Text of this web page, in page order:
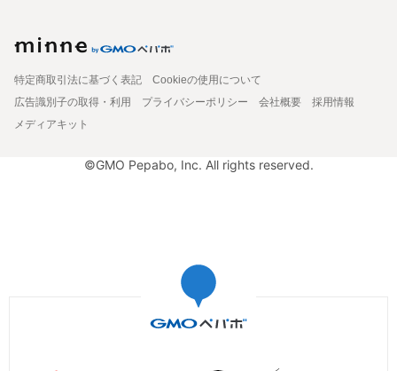
特定商取引法に基づく表記
Cookieの使用について
広告識別子の取得・利用
プライバシーポリシー 会社概要
採用情報
メディアキット
©GMO Pepabo, Inc. All rights reserved.